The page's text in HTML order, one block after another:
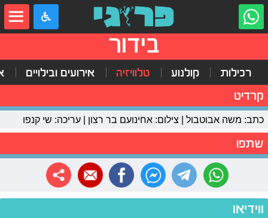
בידור
רכילות קולנוע טלוויזיה אירועים ובילויים
קרדיט
כתב: משה אבוטבול | צילום: אחינועם בר רצון | עריכה: שי קנפו
שתפו
ווידיאו